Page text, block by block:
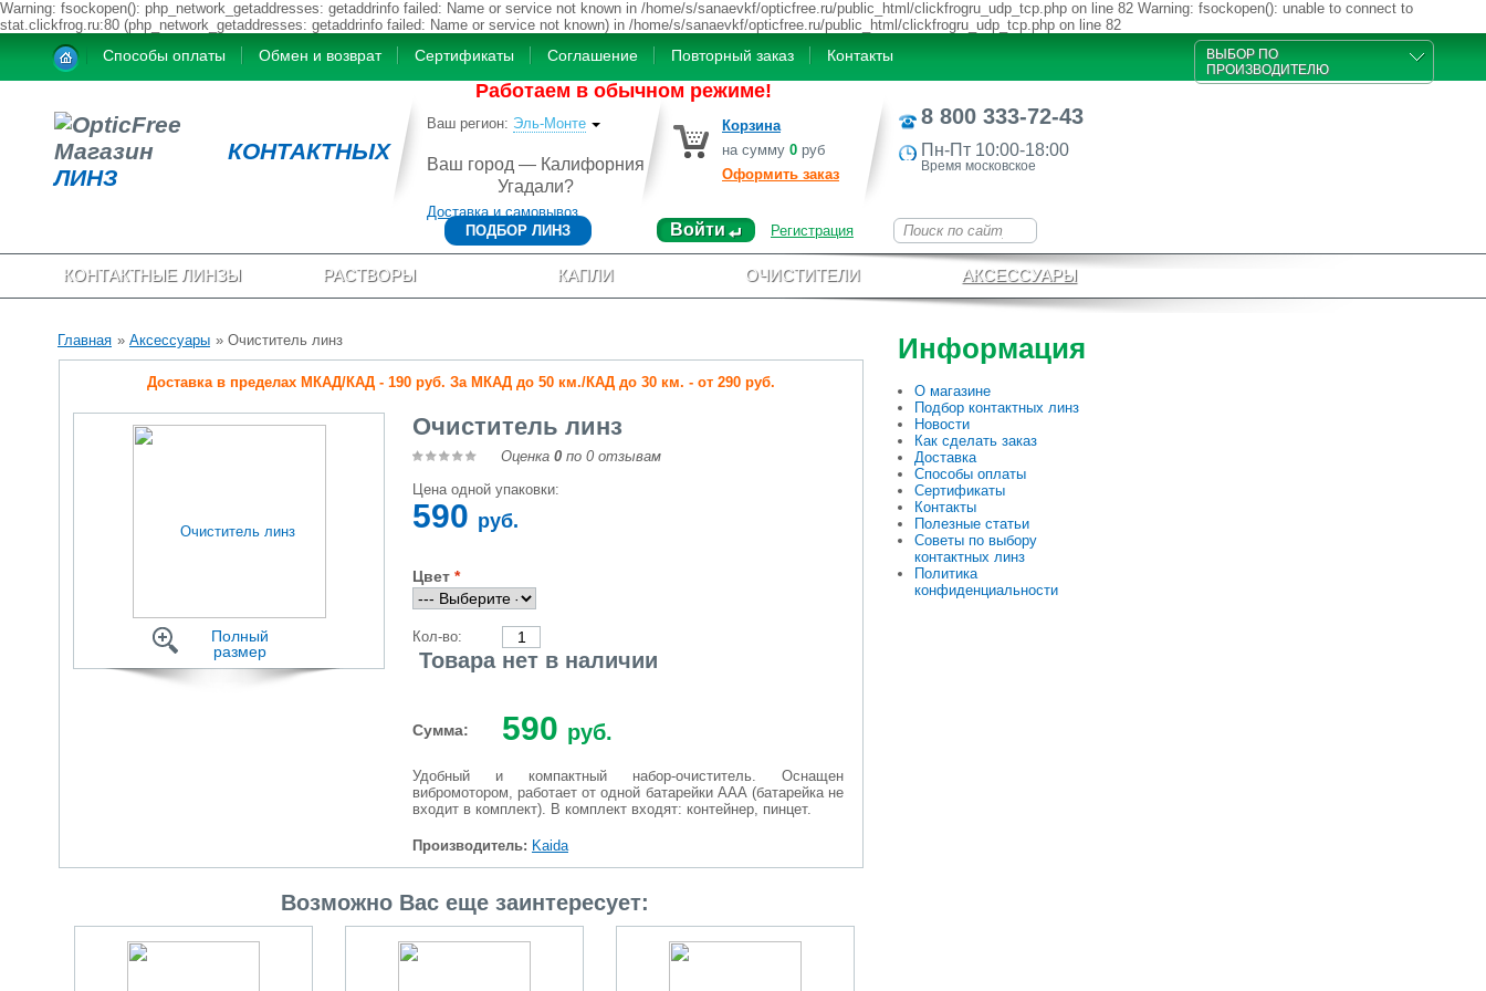
Warning: fsockopen(): php_network_getaddresses: getaddrinfo failed: Name or service not known in /home/s/sanaevkf/opticfree.ru/public_html/clickfrogru_udp_tcp.php on line 82 Warning: fsockopen(): unable to connect to
stat.clickfrog.ru:80 (php_network_getaddresses: getaddrinfo failed: Name or service not known) in /home/s/sanaevkf/opticfree.ru/public_html/clickfrogru_udp_tcp.php on line 82
Способы оплаты Обмен и возврат Сертификаты Соглашение Повторный заказ Контакты
ВЫБОР ПО
ПРОИЗВОДИТЕЛЮ
Работаем в обычном режиме!
Магазин КОНТАКТНЫХ
ЛИНЗ
Ваш регион: Эль-Монте
Ваш город — Калифорния
Угадали?
Доставка и самовывоз
Корзина
на сумму 0 руб
Оформить заказ
8 800 333-72-43
Пн-Пт 10:00-18:00
Время московское
ПОДБОР ЛИНЗ Войти Регистрация
КОНТАКТНЫЕ ЛИНЗЫ РАСТВОРЫ КАПЛИ ОЧИСТИТЕЛИ АКСЕССУАРЫ
Главная » Аксессуары » Очиститель линз
Доставка в пределах МКАД/КАД - 190 руб. За МКАД до 50 км./КАД до 30 км. - от 290 руб.
Полный
размер
Очиститель линз
Оценка 0 по 0 отзывам
Цена одной упаковки:
590 руб.
Цвет
Кол-во:
Товара нет в наличии
Сумма: 590 руб.
Удобный и компактный набор-очиститель. Оснащен
вибромотором, работает от одной батарейки ААА (батарейка не
входит в комплект). В комплект входят: контейнер, пинцет.
Производитель: Kaida
Возможно Вас еще заинтересует:
Информация
О магазине
Подбор контактных линз
Новости
Как сделать заказ
Доставка
Способы оплаты
Сертификаты
Контакты
Полезные статьи
Советы по выбору
контактных линз
Политика
конфиденциальности